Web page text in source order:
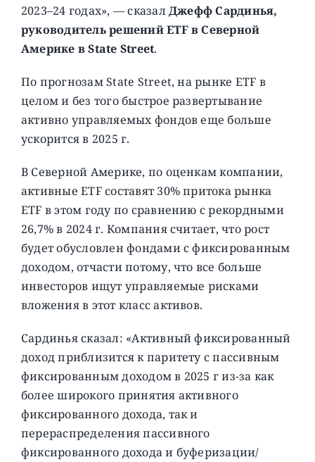
2023–24 годах», — сказалДжефф Сардинья,
руководитель решений ETF в Северной
Америке в State Street.
По прогнозам State Street, на рынке ETF в
целом и без того быстрое развертывание
активно управляемых фондов еще больше
ускорится в 2025 г.
В Северной Америке, по оценкам компании,
активные ETF составят 30% притока рынка
ETF в этом году по сравнению с рекордными
26,7% в 2024 г. Компания считает, что рост
будет обусловлен фондами с фиксированным
доходом, отчасти потому, что все больше
инвесторов ищут управляемые рисками
вложения в этот класс активов.
Сардинья сказал: «Активный фиксированный
доход приблизится к паритету с пассивным
фиксированным доходом в 2025 г из-за как
более широкого принятия активного
фиксированного дохода, так и
перераспределения пассивного
фиксированного дохода и буферизации/